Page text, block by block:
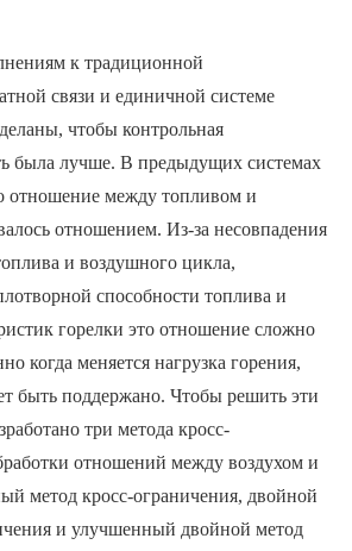
к традиционной
связи и единичной системе
чтобы контрольная
была лучше. В предыдущих системах
отношение между топливом и
отношением. Из-за несовпадения
и воздушного цикла,
способности топлива и
горелки это отношение сложно
когда меняется нагрузка горения,
быть поддержано. Чтобы решить эти
три метода кросс-
отношений между воздухом и
метод кросс-ограничения, двойной
и улучшенный двойной метод